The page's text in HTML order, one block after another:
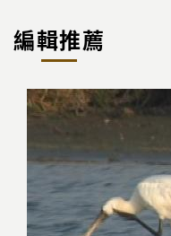
編輯推薦